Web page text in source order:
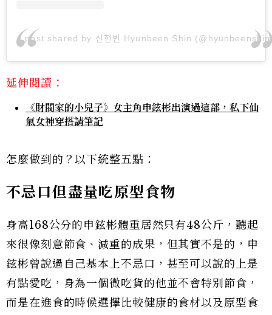
A post shared by 신현빈 Hyunbeen Shin
延伸閱讀：
《財閥家的小兒子》女主角申鉉彬出演過這部，私下仙
氣女神穿搭請筆記
怎麼做到的？以下統整五點：
不忌口但盡量吃原型食物
身高168公分的申鉉彬體重居然只有48公斤，聽起
來很像刻意節食、減重的成果，但其實不是的，申
鉉彬曾說過自己基本上不忌口，甚至可以說的上是
有點愛吃，身為一個微吃貨的他並不會特別節食，
而是在進食的時候選擇比較健康的食材以及原型食